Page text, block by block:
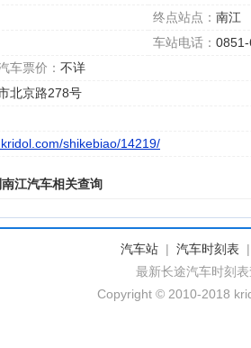
终点站点： 南江
车站电话：
车票价： 不详
北京路278号
shikebiao/14219/
江汽车相关查询
汽车站 | 汽车时刻表
最新长途汽车时刻
Copyright © 2010-2018